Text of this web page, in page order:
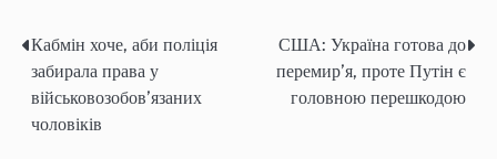
Навігація
записів
Кабмін хоче, аби поліція
забирала права у
військовозобов’язаних
чоловіків
США: Україна готова до
перемир’я, проте Путін є
головною перешкодою